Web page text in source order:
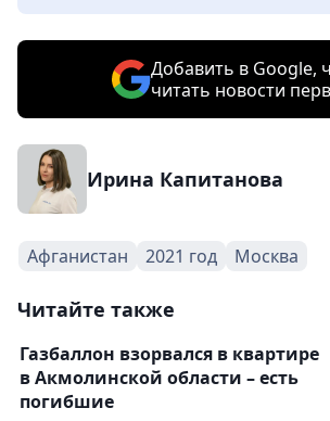
Добавить в Google,
читать новости
Ирина Капитанова
Афганистан 2021 год Москва
Читайте также
Газбаллон взорвался в квартире
в Акмолинской области – есть
погибшие